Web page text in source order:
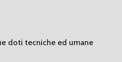
doti tecniche ed umane